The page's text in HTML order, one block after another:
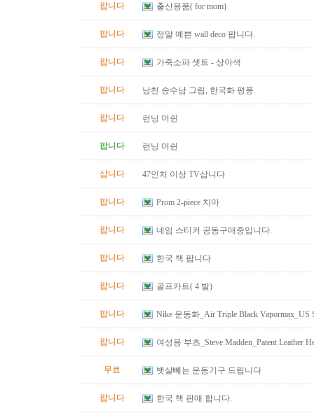
팝니다 출산용품( for mom)
팝니다 정말 예쁜 wall deco 팝니다.
팝니다 가죽소파 셋트 - 상아색
팝니다 남천 송수남 그림, 한국화 평풍
팝니다 런닝 머쉰
팝니다 런닝 머쉰
삽니다 47인치 이상 TV삽니다
팝니다 Prom 2-piece 치마
팝니다 네임 스티커 공동구매중입니다.
팝니다 한국 책 팝니다
팝니다 골프카트( 4 발)
팝니다 Nike 운동화_Air Triple Black Vapormax_US
팝니다
여성용 부츠_Steve Madden_Patent Leather
무료
뱃살빼는 운동기구 드립니다
팝니다 한국 책 판매 합니다.